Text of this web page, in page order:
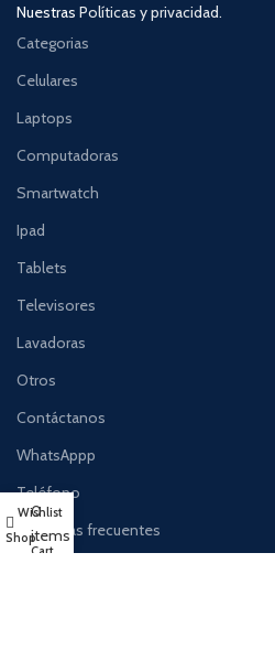
Nuestras Políticas y privacidad.
Categorias
Celulares
Laptops
Computadoras
Smartwatch
Ipad
Tablets
Televisores
Lavadoras
Otros
Contáctanos
WhatsAppp
Teléfono
Preguntas frecuentes
Shop
Wishlist
0
items
Cart